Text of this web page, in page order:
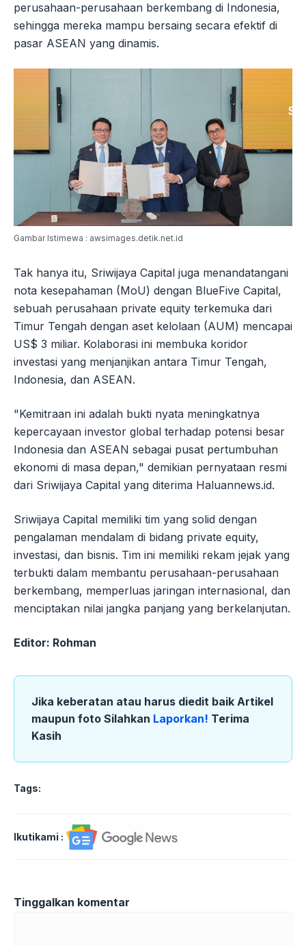
perusahaan-perusahaan berkembang di Indonesia,
sehingga mereka mampu bersaing secara efektif di
pasar ASEAN yang dinamis.
Gambar Istimewa : awsimages.detik.net.id
Tak hanya itu, Sriwijaya Capital juga menandatangani
nota kesepahaman (MoU) dengan BlueFive Capital,
sebuah perusahaan private equity terkemuka dari
Timur Tengah dengan aset kelolaan (AUM) mencapai
US$ 3 miliar. Kolaborasi ini membuka koridor
investasi yang menjanjikan antara Timur Tengah,
Indonesia, dan ASEAN.
"Kemitraan ini adalah bukti nyata meningkatnya
kepercayaan investor global terhadap potensi besar
Indonesia dan ASEAN sebagai pusat pertumbuhan
ekonomi di masa depan," demikian pernyataan resmi
dari Sriwijaya Capital yang diterima Haluannews.id.
Sriwijaya Capital memiliki tim yang solid dengan
pengalaman mendalam di bidang private equity,
investasi, dan bisnis. Tim ini memiliki rekam jejak yang
terbukti dalam membantu perusahaan-perusahaan
berkembang, memperluas jaringan internasional, dan
menciptakan nilai jangka panjang yang berkelanjutan.
Editor: Rohman
Jika keberatan atau harus diedit baik Artikel
maupun foto Silahkan Laporkan! Terima
Kasih
Tags:
Ikutikami :
Tinggalkan komentar